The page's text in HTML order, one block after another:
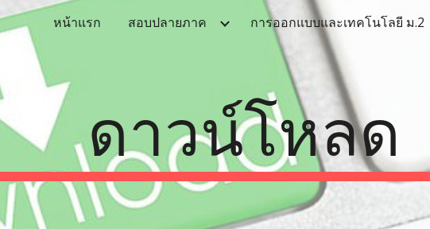
Skip to main content Skip to navigation
หน้าแรก สอบปลายภาค การออกแบบและเทคโนโลยี ม.2
ดาวน์โหลด